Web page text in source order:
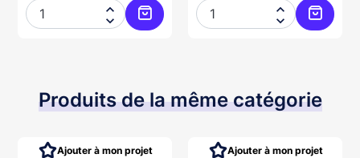


Ajouter au panier


Produits de la même catégorie
Ajouter à mon projet Ajouter à mon projet